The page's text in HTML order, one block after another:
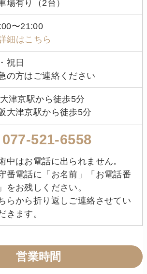
場有り（2台）
〜21:00
細はこちら
祝日
の方はご連絡ください
津京駅から徒歩5分
大津京駅から徒歩5分
077-521-6558
中はお電話に出られません。
番電話に「お名前」「お電話番
をお残しください。
らから折り返しご連絡させてい
きます。
営業時間